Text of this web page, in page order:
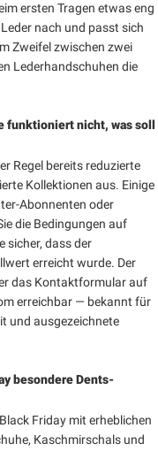
ersten Tragen etwas eng
nach und passt sich
Zweifel zwischen zwei
Lederhandschuhen die
funktioniert nicht, was soll
Regel bereits reduzierte
Kollektionen aus. Einige
Abonnenten oder
die Bedingungen auf
sicher, dass der
erreicht wurde. Der
das Kontaktformular auf
erreichbar — bekannt für
und ausgezeichnete
besondere Dents-
Friday mit erheblichen
Kaschmirschals und